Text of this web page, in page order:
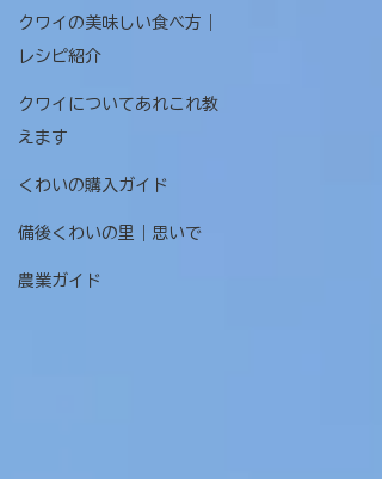
クワイの美味しい食べ方｜
レシピ紹介
クワイについてあれこれ教
えます
くわいの購入ガイド
備後くわいの里｜思いで
農業ガイド